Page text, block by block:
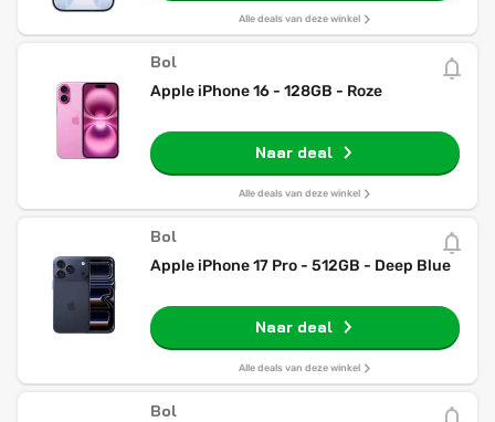
Alle deals van deze winkel
Bol
Apple iPhone 16 - 128GB - Roze
Naar deal
Alle deals van deze winkel
Bol
Apple iPhone 17 Pro - 512GB - Deep Blue
Naar deal
Alle deals van deze winkel
Bol